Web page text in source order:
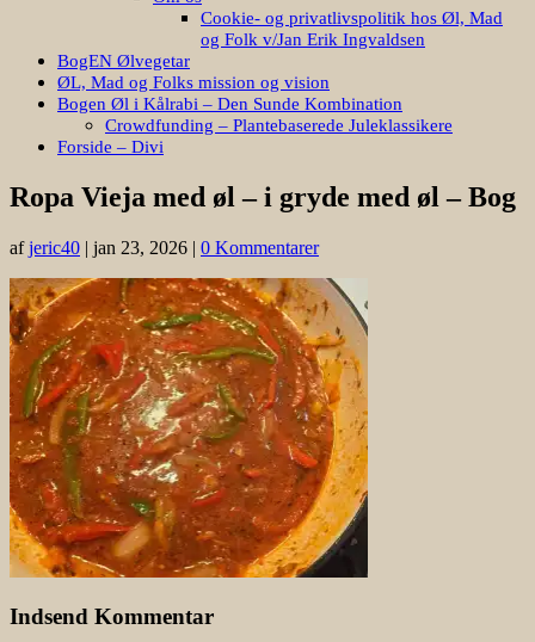
Cookie- og privatlivspolitik hos Øl, Mad
og Folk v/Jan Erik Ingvaldsen
BogEN Ølvegetar
ØL, Mad og Folks mission og vision
Bogen Øl i Kålrabi – Den Sunde Kombination
Crowdfunding – Plantebaserede Juleklassikere
Forside – Divi
Ropa Vieja med øl – i gryde med øl – Bog
afjeric40 | jan 23, 2026 | 0 Kommentarer
Indsend Kommentar